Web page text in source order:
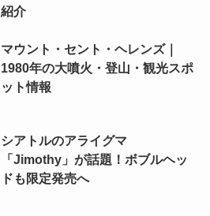
紹介
マウント・セント・ヘレンズ｜
1980年の大噴火・登山・観光スポ
ット情報
シアトルのアライグマ
「Jimothy」が話題！ボブルヘッ
ドも限定発売へ